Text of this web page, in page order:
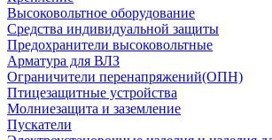
Высоковольтное оборудование
Средства индивидуальной защиты
Предохранители высоковольтные
Арматура для ВЛЗ
Ограничители перенапряжений(ОПН)
Птицезащитные устройства
Молниезащита и заземление
Пускатели